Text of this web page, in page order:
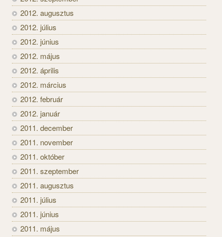
2012. augusztus
2012. július
2012. június
2012. május
2012. április
2012. március
2012. február
2012. január
2011. december
2011. november
2011. október
2011. szeptember
2011. augusztus
2011. július
2011. június
2011. május